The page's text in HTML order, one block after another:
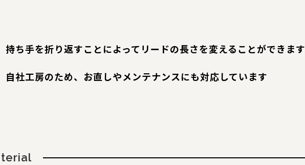
持ち手を折り返すことによってリードの長さを変えることができます
自社工房のため、お直しやメンテナンスにも対応しています